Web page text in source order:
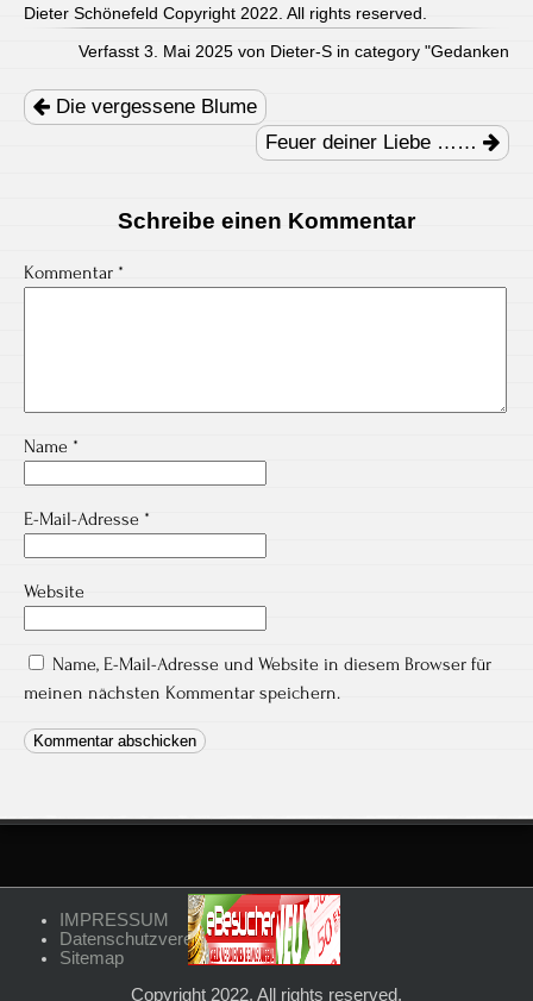
Dieter Schönefeld Copyright 2022. All rights reserved.
Verfasst 3. Mai 2025 von Dieter-S in category "Gedanken
navigation
Die vergessene Blume
Feuer deiner Liebe ……
Schreibe einen Kommentar
Kommentar *
Name *
E-Mail-Adresse *
Website
Name, E-Mail-Adresse und Website in diesem Browser für
meinen nächsten Kommentar speichern.
IMPRESSUM
Datenschutzvereinbarungen
Sitemap
Copyright 2022. All rights reserved.